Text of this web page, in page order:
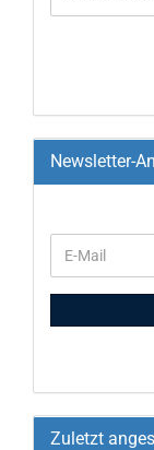
Newsletter-
Zuletzt